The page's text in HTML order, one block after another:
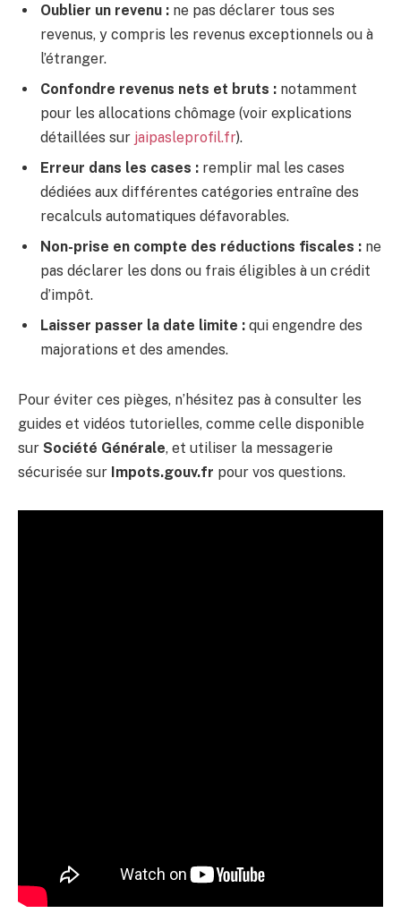
Oublier un revenu : ne pas déclarer tous ses
revenus, y compris les revenus exceptionnels ou à
l’étranger.
Confondre revenus nets et bruts : notamment
pour les allocations chômage (voir explications
détaillées sur jaipasleprofil.fr).
Erreur dans les cases : remplir mal les cases
dédiées aux différentes catégories entraîne des
recalculs automatiques défavorables.
Non-prise en compte des réductions fiscales : ne
pas déclarer les dons ou frais éligibles à un crédit
d’impôt.
Laisser passer la date limite : qui engendre des
majorations et des amendes.
Pour éviter ces pièges, n’hésitez pas à consulter les
guides et vidéos tutorielles, comme celle disponible
sur Société Générale, et utiliser la messagerie
sécurisée sur Impots.gouv.fr pour vos questions.